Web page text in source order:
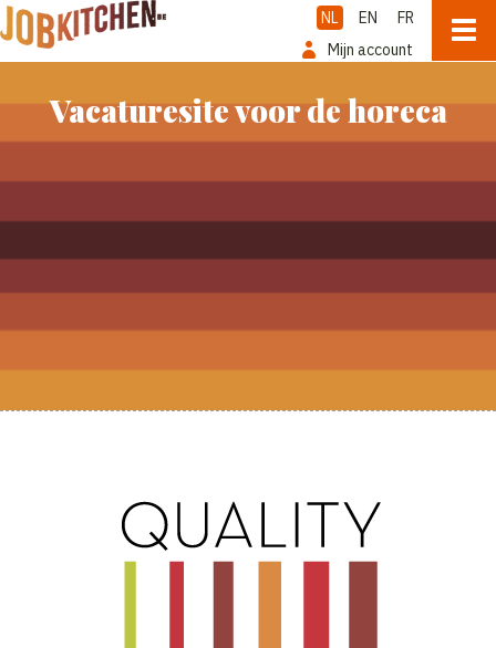
NL EN
FR
Mijn account
Vacaturesite voor de horeca